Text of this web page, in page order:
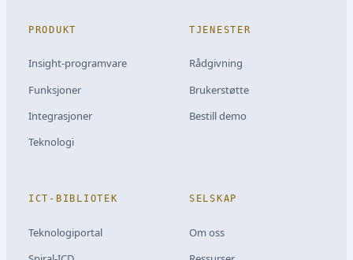
PRODUKT
Insight-programvare
Funksjoner
Integrasjoner
Teknologi
TJENESTER
Rådgivning
Brukerstøtte
Bestill demo
ICT-BIBLIOTEK
Teknologiportal
SELSKAP
Om oss